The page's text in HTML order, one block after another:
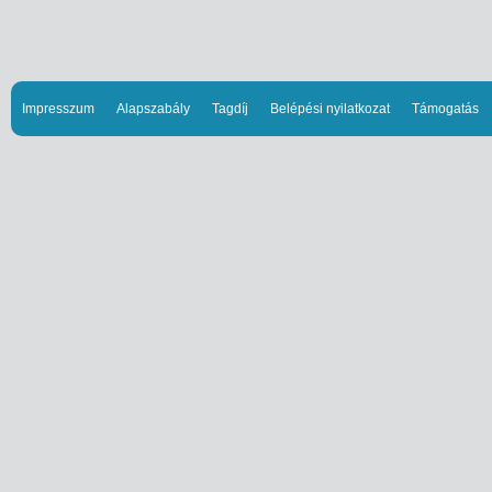
Impresszum Alapszabály Tagdíj Belépési nyilatkozat Támogatás